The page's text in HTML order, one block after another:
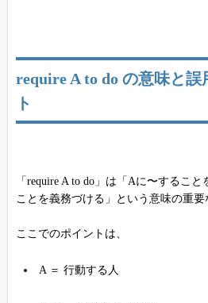
require A to do の意味と誤
ト
「require A to do」は「Aに〜するこ
ことを義務づける」という意味の重要
ここでのポイントは、
A ＝ 行動する人